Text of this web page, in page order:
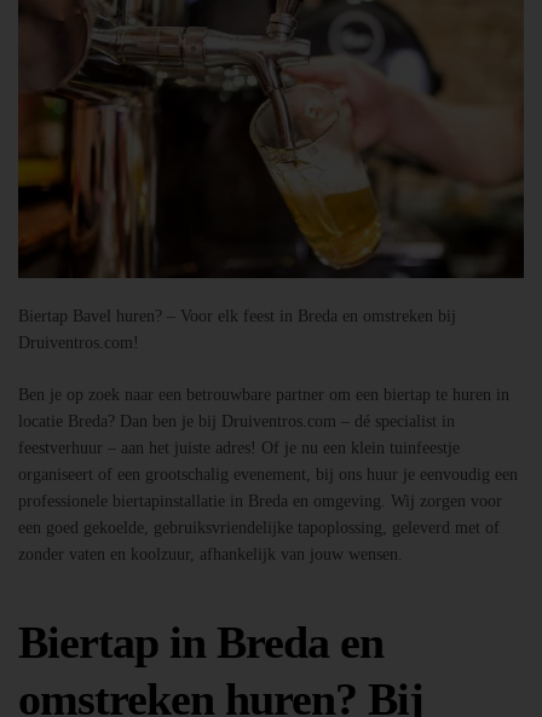
Biertap Bavel huren? – Voor elk feest in Breda en omstreken bij
Druiventros.com!
Ben je op zoek naar een betrouwbare partner om een biertap te huren in
locatie Breda? Dan ben je bij Druiventros.com – dé specialist in
feestverhuur – aan het juiste adres! Of je nu een klein tuinfeestje
organiseert of een grootschalig evenement, bij ons huur je eenvoudig een
professionele biertapinstallatie in Breda en omgeving. Wij zorgen voor
een goed gekoelde, gebruiksvriendelijke tapoplossing, geleverd met of
zonder vaten en koolzuur, afhankelijk van jouw wensen.
Biertap in Breda en
omstreken huren? Bij